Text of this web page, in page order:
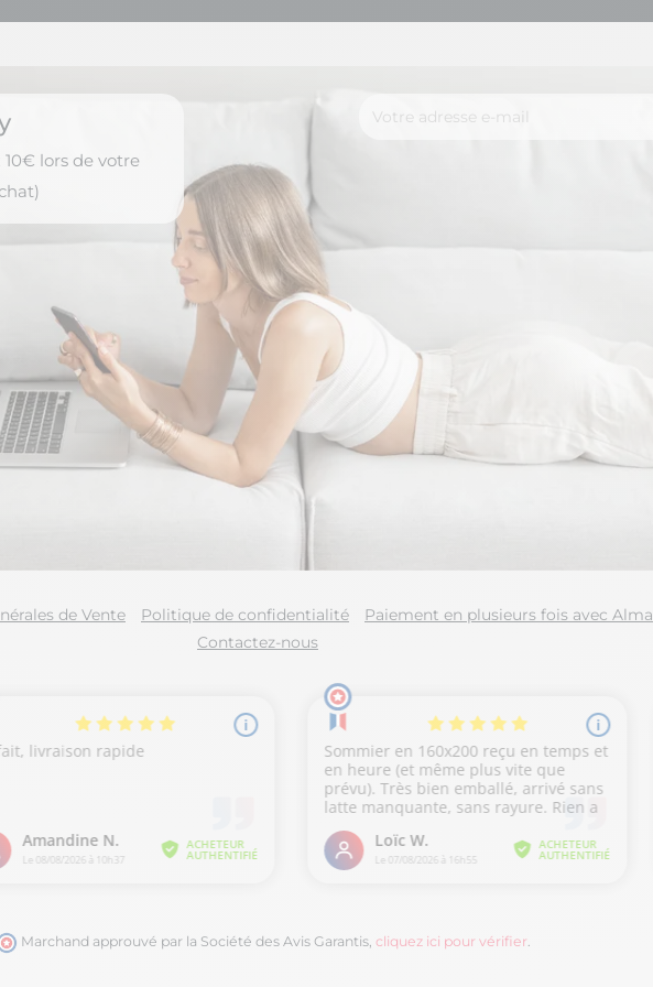
lors de votre
de Vente Politique de confidentialité Paiement en plusieurs fois avec Alma
Contactez-nous
Marchand approuvé par la Société des Avis Garantis, cliquez ici pour vérifier.